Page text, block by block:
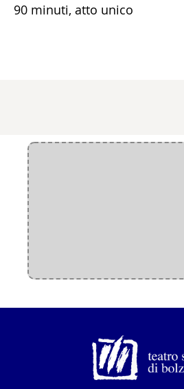
90 minuti, atto unico